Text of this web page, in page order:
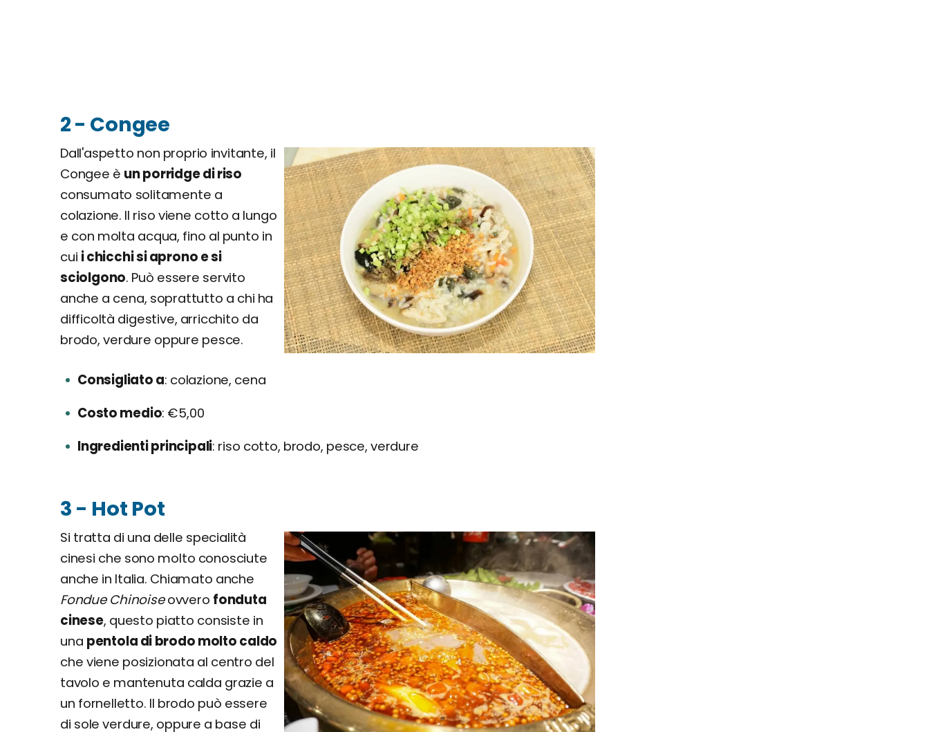
2 - Congee
Dall'aspetto non proprio invitante, il
Congee è un porridge di riso
consumato solitamente a
colazione. Il riso viene cotto a lungo
e con molta acqua, fino al punto in
cui i chicchi si aprono e si
sciolgono. Può essere servito
anche a cena, soprattutto a chi ha
difficoltà digestive, arricchito da
brodo, verdure oppure pesce.
Consigliato a colazione, cena
Costo medio €5,00
Ingredienti principali riso cotto, brodo, pesce, verdure
3 - Hot Pot
Si tratta di una delle specialità
cinesi che sono molto conosciute
anche in Italia. Chiamato anche
Fondue Chinoiseovvero fonduta
cinese, questo piatto consiste in
una pentola di brodo molto caldo
che viene posizionata al centro del
tavolo e mantenuta calda grazie a
un fornelletto. Il brodo può essere
di sole verdure, oppure a base di